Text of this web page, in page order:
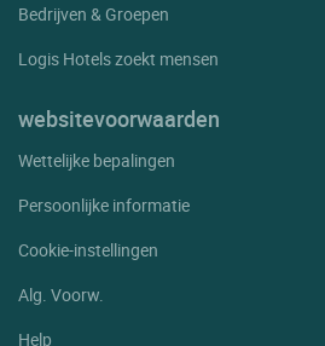
Bedrijven & Groepen
Logis Hotels zoekt mensen
websitevoorwaarden
Wettelijke bepalingen
Persoonlijke informatie
Cookie-instellingen
Alg. Voorw.
Help